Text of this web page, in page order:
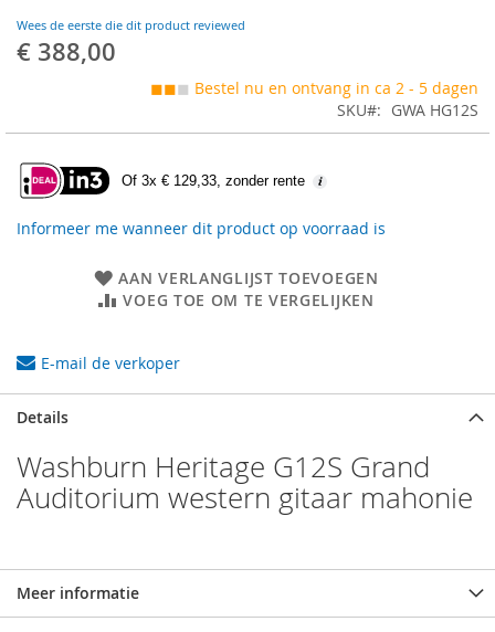
Wees de eerste die dit product reviewed
€ 388,00
◼◼◼ Bestel nu en ontvang in ca 2 - 5 dagen
SKU
GWA HG12S
Of 3x € 129,33, zonder rente
Informeer me wanneer dit product op voorraad is
AAN VERLANGLIJST TOEVOEGEN
VOEG TOE OM TE VERGELIJKEN
E-mail de verkoper
Details
Washburn Heritage G12S Grand
Auditorium western gitaar mahonie
Meer informatie